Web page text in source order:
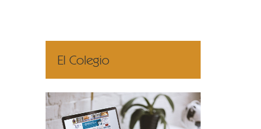
El Colegio